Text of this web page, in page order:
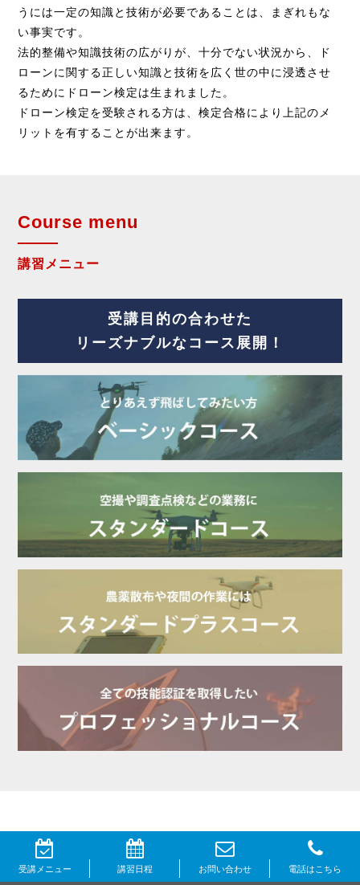
うには一定の知識と技術が必要であることは、まぎれもな
い事実です。
法的整備や知識技術の広がりが、十分でない状況から、ド
ローンに関する正しい知識と技術を広く世の中に浸透させ
るためにドローン検定は生まれました。
ドローン検定を受験される方は、検定合格により上記のメ
リットを有することが出来ます。
Course menu
講習メニュー
受講目的の合わせた
リーズナブルなコース展開！
受講メニュー 講習日程 お問い合わせ 電話はこちら